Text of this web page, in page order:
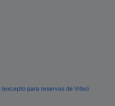
para reservas de Vrbo)